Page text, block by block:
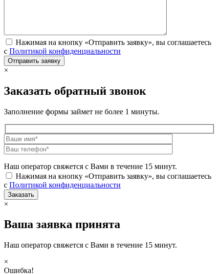
Нажимая на кнопку «Отправить заявку», вы соглашаетесь
с Политикой конфиденциальности
×
Заказать обратный звонок
Заполнение формы займет не более 1 минуты.
Наш оператор свяжется с Вами в течение 15 минут.
Нажимая на кнопку «Отправить заявку», вы соглашаетесь
с Политикой конфиденциальности
×
Ваша заявка принята
Наш оператор свяжется с Вами в течение 15 минут.
×
Ошибка!